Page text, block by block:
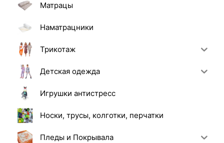
Матрацы
Наматрацники
Трикотаж
Детская одежда
Игрушки антистресс
Носки, трусы, колготки, перчатки
Пледы и Покрывала